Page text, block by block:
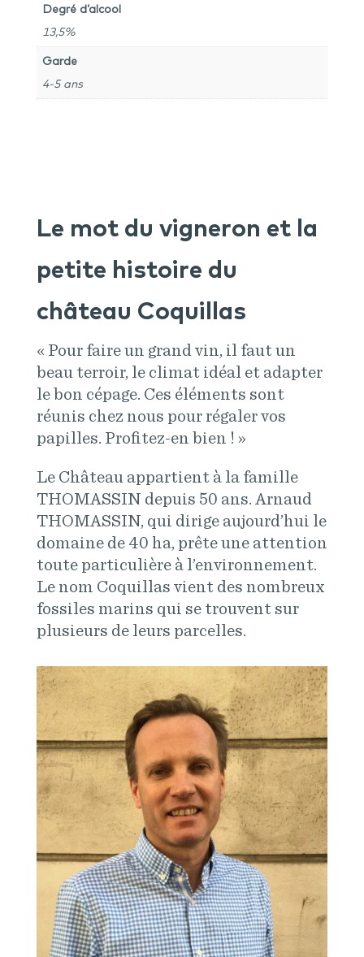
Degré d’alcool
13,5%
Garde
4-5 ans
Le mot du vigneron et la
petite histoire du
château Coquillas
« Pour faire un grand vin, il faut un
beau terroir, le climat idéal et adapter
le bon cépage. Ces éléments sont
réunis chez nous pour régaler vos
papilles. Profitez-en bien ! »
Le Château appartient à la famille
THOMASSIN depuis 50 ans. Arnaud
THOMASSIN, qui dirige aujourd’hui le
domaine de 40 ha, prête une attention
toute particulière à l’environnement.
Le nom Coquillas vient des nombreux
fossiles marins qui se trouvent sur
plusieurs de leurs parcelles.